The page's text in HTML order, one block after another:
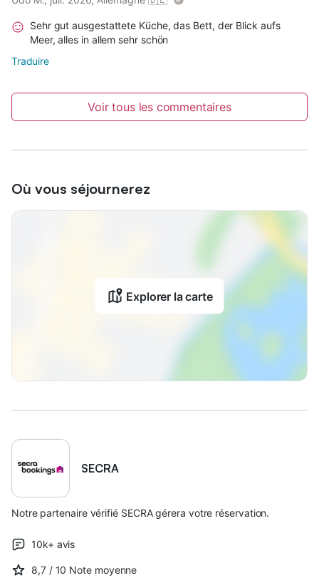
lave-vaisselle (si un lave-vaisselle fait partie de l'équipement du
logement).
Sehr gut ausgestattete Küche, das Bett, der Blick aufs
Meer, alles in allem sehr schön
Traduire
Voir tous les commentaires
Où vous séjournerez
Explorer la carte
SECRA
Notre partenaire vérifié SECRA gérera votre réservation.
10k+ avis
8,7 / 10 Note moyenne